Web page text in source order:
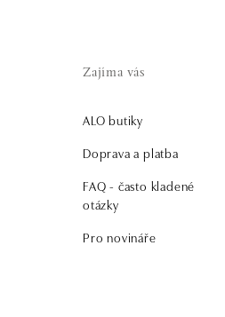
Zajíma vás
ALO butiky
Doprava a platba
FAQ - často kladené
otázky
Pro novináře